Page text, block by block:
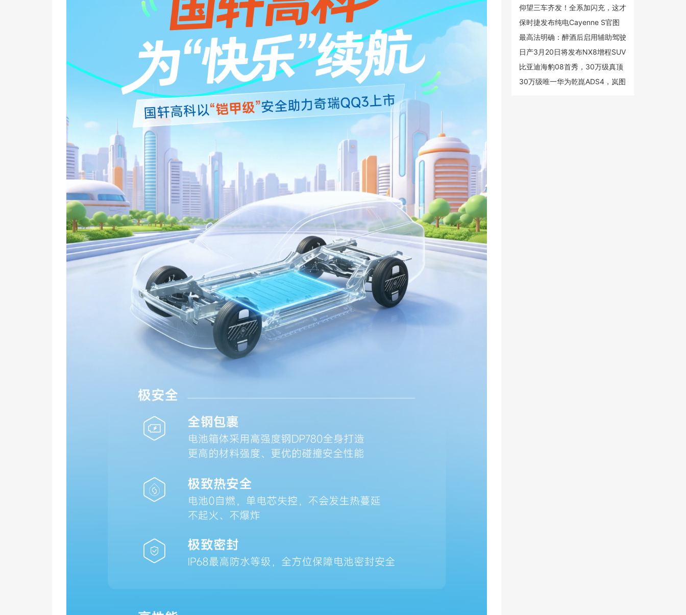
级的价格，百万级的智能和安全
仰望三车齐发！全系加闪充，这才
是高端电动
保时捷发布纯电Cayenne S官图
起售价约88.4万元
最高法明确：醉酒后启用辅助驾驶
仍构成危险驾驶罪
日产3月20日将发布NX8增程SUV
定位20万级中大型市场
比亚迪海豹08首秀，30万级真顶
流？
30万级唯一华为乾崑ADS4，岚图